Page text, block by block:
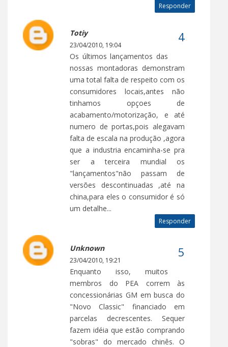
Responder
Totiy
23/04/2010, 19:04
Os últimos lançamentos das
nossas montadoras demonstram
uma total falta de respeito com os
consumidores locais,antes não
tinhamos opçoes de
acabamento/motorização, e até
numero de portas,pois alegavam
falta de escala na produção ,agora
que a industria encaminha-se pra
ser a terceira mundial os
"lançamentos"não passam de
versões descontinuadas ,até na
china,para eles o consumidor é só
um detalhe...
Responder
Unknown
23/04/2010, 19:21
Enquanto isso, muitos
membros do PEA correm às
concessionárias GM em busca do
"Novo Classic" financiado em
parcelas decrescentes. Sequer
fazem idéia que estão comprando
"sobras" do mercado chinês. O